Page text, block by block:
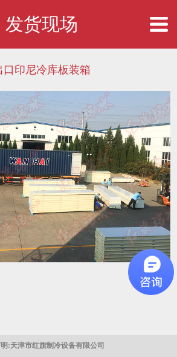
发货现场
口印尼冷库板装箱
:天津市红旗制冷设备有限公司